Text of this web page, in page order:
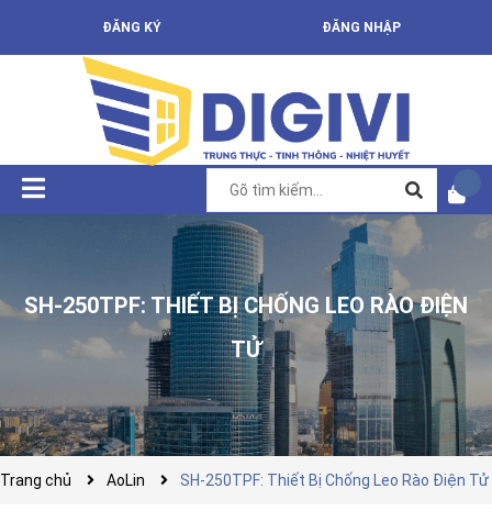
ĐĂNG KÝ ĐĂNG NHẬP
SH-250TPF: THIẾT BỊ CHỐNG LEO RÀO ĐIỆN
TỬ
Trang chủ AoLin SH-250TPF: Thiết Bị Chống Leo Rào Điện Tử